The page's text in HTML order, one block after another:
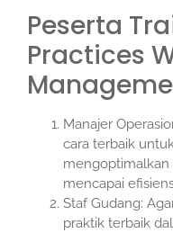
Peserta
Practices
Manajer
cara terbaik
mengoptimalkan
mencapai
Staf Gudang:
praktik terbaik